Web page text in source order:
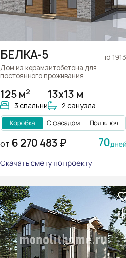
БЕЛКА-5
id 1913
Дом из керамзитобетона для
постоянного проживания
125 м2
3 спальни
13х13 м
2 санузла
ОТ 6 270 483 ₽ 70